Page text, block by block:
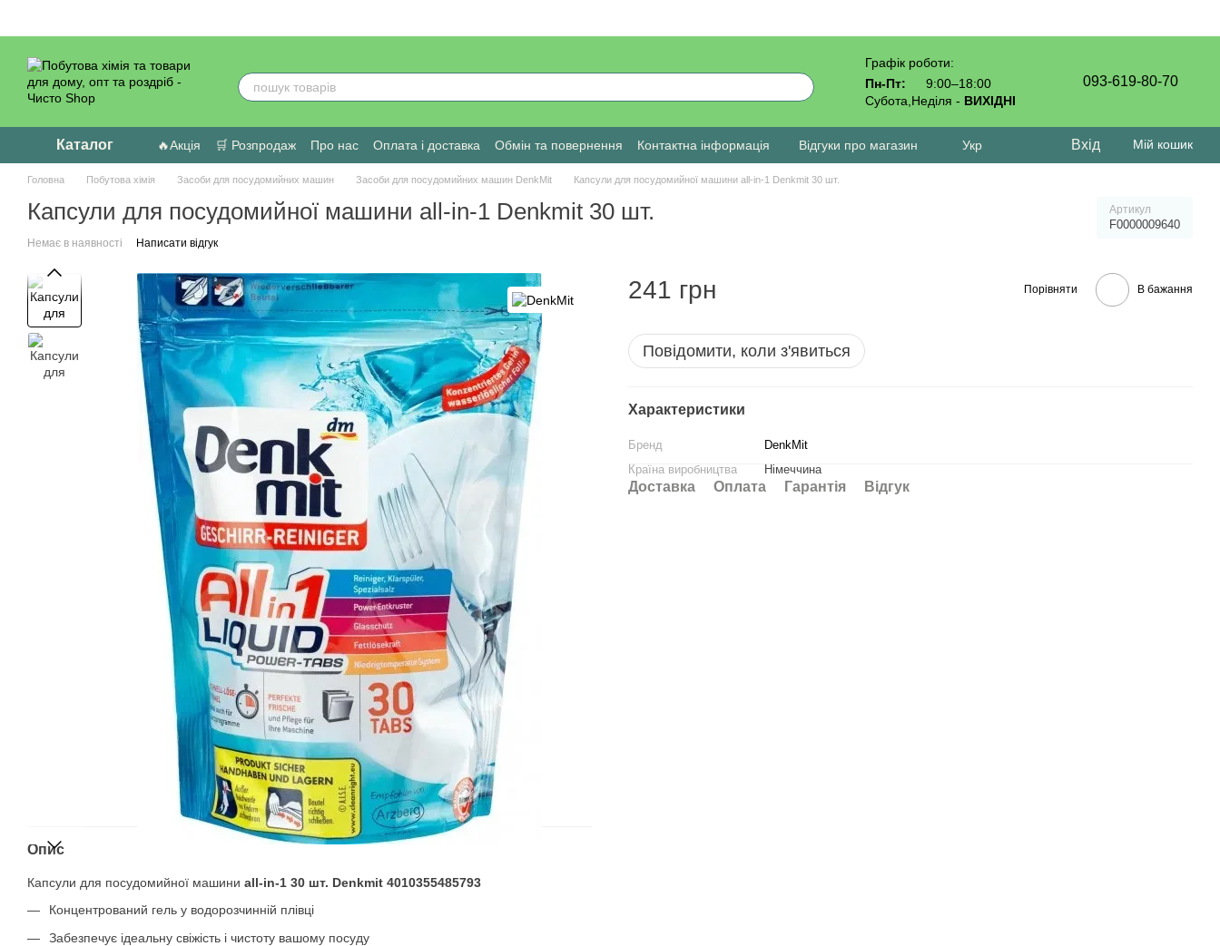
Графік роботи:
Пн-Пт:
9:00–18:00
Субота,Неділя - ВИХІДНІ
093-619-80-70
Каталог 🔥Акція 🛒 Розпродаж Про нас Оплата і доставка Обмін та повернення Контактна інформація Відгуки про магазин Укр Вхід Мій кошик
Головна Побутова хімія Засоби для посудомийних машин Засоби для посудомийних машин DenkMit Капсули для посудомийної машини all-in-1 Denkmit 30 шт.
Капсули для посудомийної машини all-in-1 Denkmit 30 шт. Артикул
F0000009640
Немає в наявності Написати відгук
Опис
Капсули для посудомийної машини all-in-1 30 шт. Denkmit 4010355485793
Концентрований гель у водорозчинній плівці
Забезпечує ідеальну свіжість і чистоту вашому посуду
241 грн Порівняти В бажання
Повідомити, коли з'явиться
Характеристики
Бренд
DenkMit
Країна виробництва
Німеччина
Доставка Оплата Гарантія Відгук